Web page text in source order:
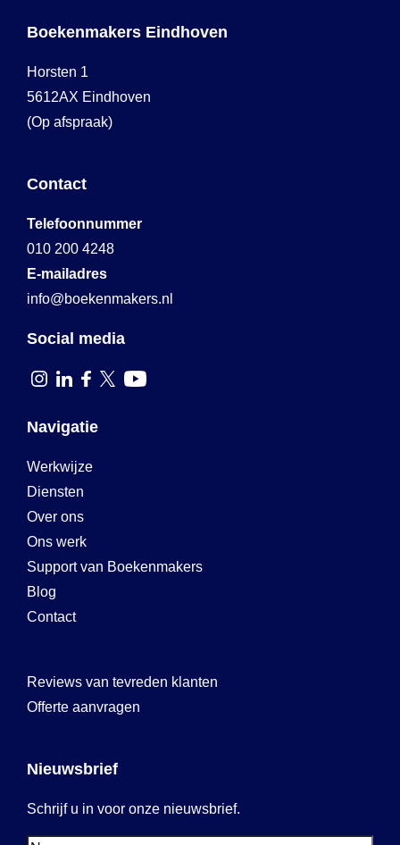
Boekenmakers Eindhoven
Horsten 1
5612AX Eindhoven
(Op afspraak)
Contact
Telefoonnummer
010 200 4248
E-mailadres
info@boekenmakers.nl
Social media
Navigatie
Werkwijze
Diensten
Over ons
Ons werk
Support van Boekenmakers
Blog
Contact
Reviews van tevreden klanten
Offerte aanvragen
Nieuwsbrief
Schrijf u in voor onze nieuwsbrief.